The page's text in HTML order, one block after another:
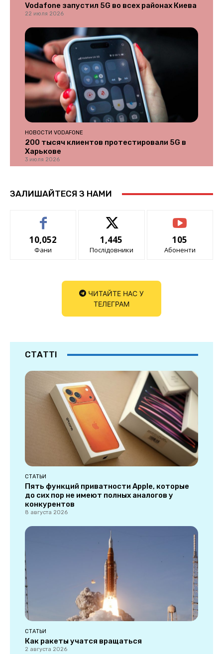
Vodafone запустил 5G во всех районах Киева
22 июля 2026
НОВОСТИ VODAFONE
200 тысяч клиентов протестировали 5G в
Харькове
3 июля 2026
ЗАЛИШАЙТЕСЯ З НАМИ
10,052
Фани
1,445
Послідовники
105
Абоненти
ЧИТАЙТЕ НАС У
ТЕЛЕГРАМ
СТАТТІ
СТАТЬИ
Пять функций приватности Apple, которые
до сих пор не имеют полных аналогов у
конкурентов
8 августа 2026
СТАТЬИ
Как ракеты учатся вращаться
2 августа 2026